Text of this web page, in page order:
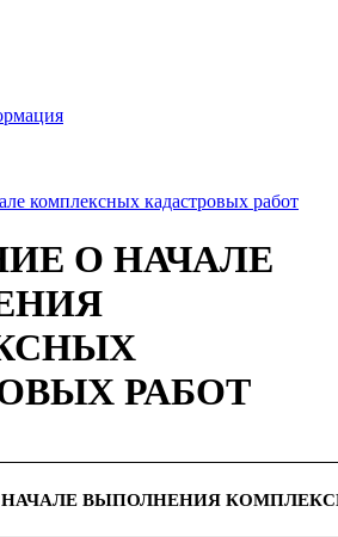
комплексных кадастровых работ
О НАЧАЛЕ
РАБОТ
ВЫПОЛНЕНИЯ